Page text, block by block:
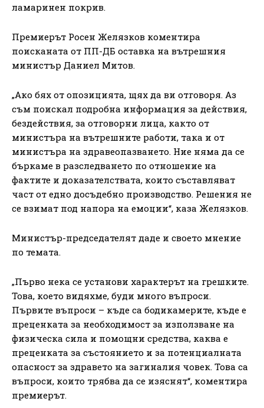
ламаринен покрив.
Премиерът Росен Желязков коментира
поисканата от ПП-ДБ оставка на вътрешния
министър Даниел Митов.
„Ако бях от опозицията, щях да ви отговоря. Аз
съм поискал подробна информация за действия,
бездействия, за отговорни лица, както от
министъра на вътрешните работи, така и от
министъра на здравеопазването. Ние няма да се
бъркаме в разследването по отношение на
фактите и доказателствата, които съставляват
част от едно досъдебно производство. Решения не
се взимат под напора на емоции“, каза Желязков.
Министър-председателят даде и своето мнение
по темата.
„Първо нека се установи характерът на грешките.
Това, което видяхме, буди много въпроси.
Първите въпроси – къде са бодикамерите, къде е
преценката за необходимост за използване на
физическа сила и помощни средства, каква е
преценката за състоянието и за потенциалната
опасност за здравето на загиналия човек. Това са
въпроси, които трябва да се изяснят“, коментира
премиерът.